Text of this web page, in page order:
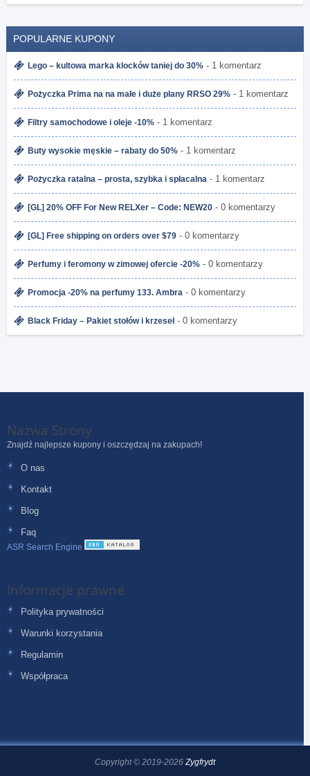
POPULARNE KUPONY
Lego – kultowa marka klocków taniej do 30% - 1 komentarz
Pożyczka Prima na na małe i duże plany RRSO 29% - 1 komentarz
Filtry samochodowe i oleje -10% - 1 komentarz
Buty wysokie męskie – rabaty do 50% - 1 komentarz
Pożyczka ratalna – prosta, szybka i spłacalna - 1 komentarz
[GL] 20% OFF For New RELXer – Code: NEW20 - 0 komentarzy
[GL] Free shipping on orders over $79 - 0 komentarzy
Perfumy i feromony w zimowej ofercie -20% - 0 komentarzy
Promocja -20% na perfumy 133. Ambra - 0 komentarzy
Black Friday – Pakiet stołów i krzeseł- 0 komentarzy
Nazwa Strony
Znajdź najlepsze kupony i oszczędzaj na zakupach!
O nas
Kontakt
Blog
Faq
ASR Search Engine
Informacje prawne
Polityka prywatności
Warunki korzystania
Regulamin
Współpraca
Copyright © 2019-2026 Zygfrydt